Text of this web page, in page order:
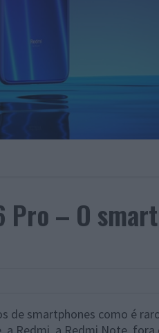
Pro – O
de smartphones como é